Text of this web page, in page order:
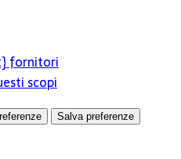
fornitori
scopi
Salva preferenze